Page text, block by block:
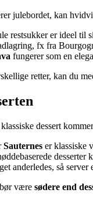
julebordet, kan
restsukker er ideel til
fx fra
fungerer som en
retter, kan du
dessert
Sauternes er klassiske
desserter
anderledes, så server
være sødere end